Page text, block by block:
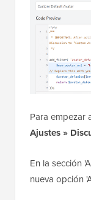
Para empezar
Ajustes »
En la sección
nueva opción